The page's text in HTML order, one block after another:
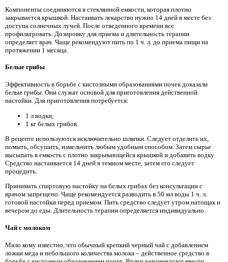
Компоненты соединяются в стеклянной емкости, которая плотно
закрывается крышкой. Настаивать лекарство нужно 14 дней в месте без
доступа солнечных лучей. После отведенного времени все
профильтровать. Дозировку для приема и длительность терапии
определяет врач. Чаще рекомендуют пить по 1 ч. л. до приема пищи на
протяжении 1 месяца.
Белые грибы
Эффективность в борьбе с кистозными образованиями почек доказали
белые грибы. Они служат основой для приготовления действенной
настойки. Для приготовления потребуется:
1 л водки;
1 кг белых грибов.
В рецепте используются исключительно шляпки. Следует отделить их,
помыть, обсушить, измельчить любым удобным способом. Затем сырье
высыпать в емкость с плотно закрывающейся крышкой и добавить водку.
Средство настаивается 14 дней в темном месте, затем его следует
процедить.
Принимать спиртовую настойку на белых грибах без консультации с
врачом запрещено. Чаще рекомендуется разводить в 50 мл воды 1 ч. л.
готовой настойки перед приемом. Пить средство следует утром натощак и
вечером до еды. Длительность терапии определяется индивидуально.
Чай с молоком
Мало кому известно, что обычный крепкий черный чай с добавлением
ложки меда и небольшого количества молока – действенное средство в